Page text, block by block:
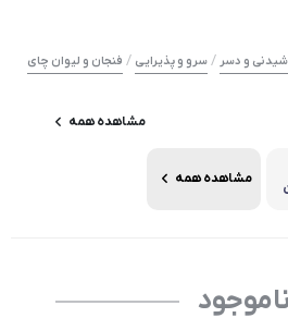
و دسر / سرو و پذیرایی / فنجان و لیوان چای
مشاهده همه
مشاهده همه
ناموجود